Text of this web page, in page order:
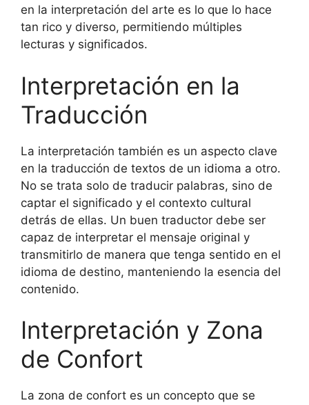
en la interpretación del arte es lo que lo hace
tan rico y diverso, permitiendo múltiples
lecturas y significados.
Interpretación en la
Traducción
La interpretación también es un aspecto clave
en la traducción de textos de un idioma a otro.
No se trata solo de traducir palabras, sino de
captar el significado y el contexto cultural
detrás de ellas. Un buen traductor debe ser
capaz de interpretar el mensaje original y
transmitirlo de manera que tenga sentido en el
idioma de destino, manteniendo la esencia del
contenido.
Interpretación y Zona
de Confort
La zona de confort es un concepto que se